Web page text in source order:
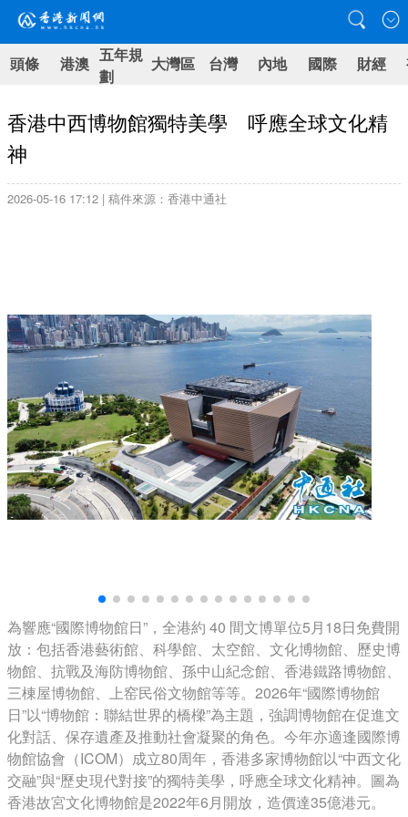
頭條 港澳 五年規
劃
大灣區 台灣 內地 國際 財經
香港中西博物館獨特美學 呼應全球文化精
神
2026-05-16 17:12 | 稿件來源：香港中通社
為響應“國際博物館日”，全港約 40 間文博單位5月18日免費開
放：包括香港藝術館、科學館、太空館、文化博物館、歷史博
物館、抗戰及海防博物館、孫中山紀念館、香港鐵路博物館、
三棟屋博物館、上窑民俗文物館等等。2026年“國際博物館
日”以“博物館：聯結世界的橋樑”為主題，強調博物館在促進文
化對話、保存遺產及推動社會凝聚的角色。今年亦適逢國際博
物館協會（ICOM）成立80周年，香港多家博物館以“中西文化
交融”與“歷史現代對接”的獨特美學，呼應全球文化精神。圖為
香港故宮文化博物館是2022年6月開放，造價達35億港元。